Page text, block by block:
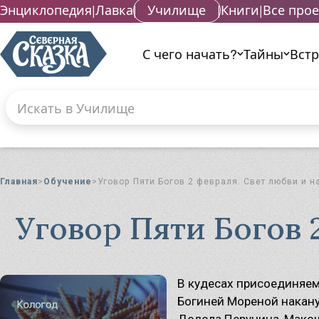
Энциклопедия|Лавка| Училище |Книги|Все
С чего начать? Тайны
Поиск по сайту
Введите текст и нажмите кнопку «Найти»,
Главная Обучение Уговор Пяти Богов 2 февраля. Свет любви и
Уговор Пяти
В кудесах
Богиней Мореной